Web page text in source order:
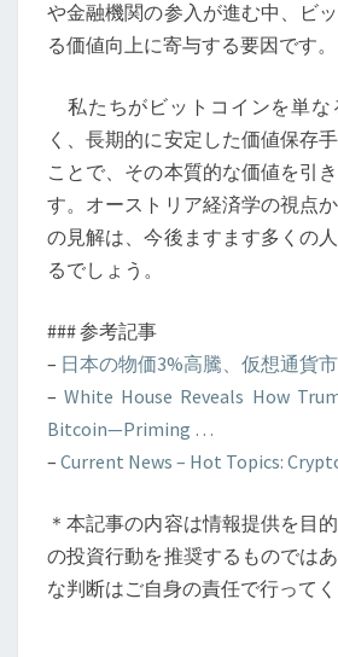
や金融機関の参入が進む中、ビ
る価値向上に寄与する要因です。
私たちがビットコインを単な
く、長期的に安定した価値保存
ことで、その本質的な価値を引
す。オーストリア経済学の視点
の見解は、今後ますます多くの
るでしょう。
### 参考記事
– 日本の物価3%高騰、仮想通貨
–White House Reveals How
Bitcoin—Priming …
– Current News – Hot Topics:
＊本記事の内容は情報提供を目
の投資行動を推奨するものでは
な判断はご自身の責任で行ってく